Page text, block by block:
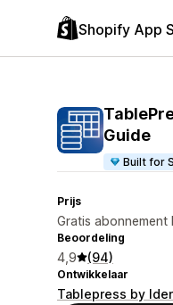
Shopify App
Guide
Built for
Prijs
Gratis abonnement
Beoordeling
4,9 (94)
Ontwikkelaar
Tablepress by